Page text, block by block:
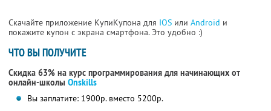
Скачайте приложение КупиКупона для IOS или Android и
покажите купон с экрана смартфона. Это удобно :)
ЧТО ВЫ ПОЛУЧИТЕ
Скидка 63% на курс программирования для начинающих от
онлайн-школы Onskills
Вы заплатите: 1900р. вместо 5200р.